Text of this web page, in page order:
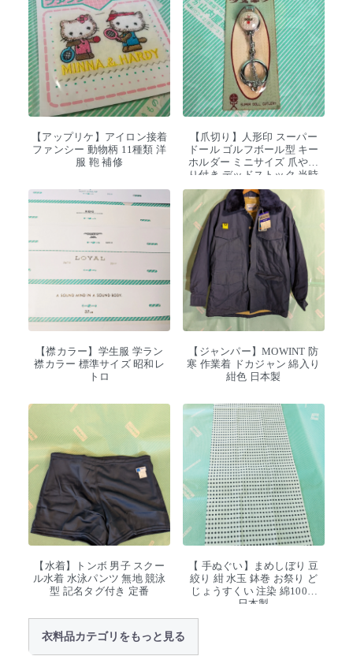
【アップリケ】アイロン接着
ファンシー 動物柄 11種類 洋
服 鞄 補修
【爪切り】人形印 スーパー
ドール ゴルフボール型 キー
ホルダー ミニサイズ 爪やす
り付き デッドストック 当時
物
【襟カラー】学生服 学ラン
襟カラー 標準サイズ 昭和レ
トロ
【ジャンパー】MOWINT 防
寒 作業着 ドカジャン 綿入り
紺色 日本製
【水着】トンボ 男子 スクー
ル水着 水泳パンツ 無地 競泳
型 記名タグ付き 定番
【 手ぬぐい】まめしぼり 豆
絞り 紺 水玉 鉢巻 お祭り ど
じょうすくい 注染 綿100%
日本製
衣料品カテゴリをもっと見る